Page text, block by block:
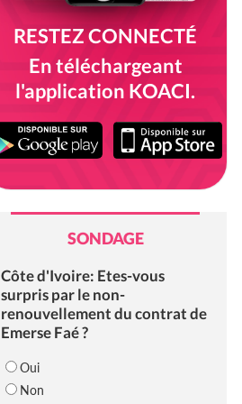
RESTEZ CONNECTÉ
En téléchargeant
l'application KOACI.
SONDAGE
Côte d'Ivoire: Etes-vous
surpris par le non-
renouvellement du contrat de
Emerse Faé ?
Oui
Non